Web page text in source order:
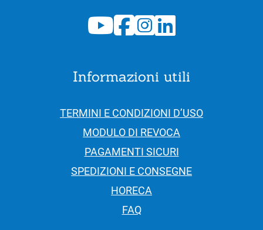
Informazioni utili
TERMINI E CONDIZIONI D’USO
MODULO DI REVOCA
PAGAMENTI SICURI
SPEDIZIONI E CONSEGNE
HORECA
FAQ